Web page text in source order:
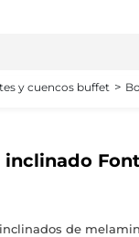
y cuencos buffet
de